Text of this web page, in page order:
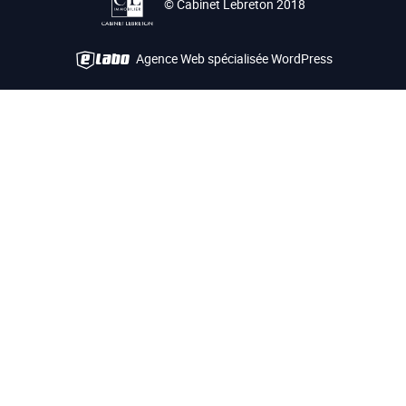
© Cabinet Lebreton 2018
Agence Web spécialisée WordPress